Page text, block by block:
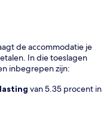
de accommodatie je
In die toeslagen
inbegrepen zijn:
van 5.35 procent in